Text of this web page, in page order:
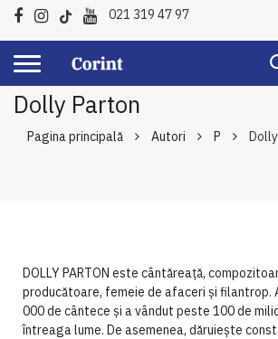
021 319 47 97
Dolly Parton
Pagina principală Autori P
DOLLY PARTON este cântăreață,
producătoare, femeie de afaceri și filantrop.
000 de cântece și a vân­dut peste 100 de
întreaga lume. De aseme­nea, dăruiește